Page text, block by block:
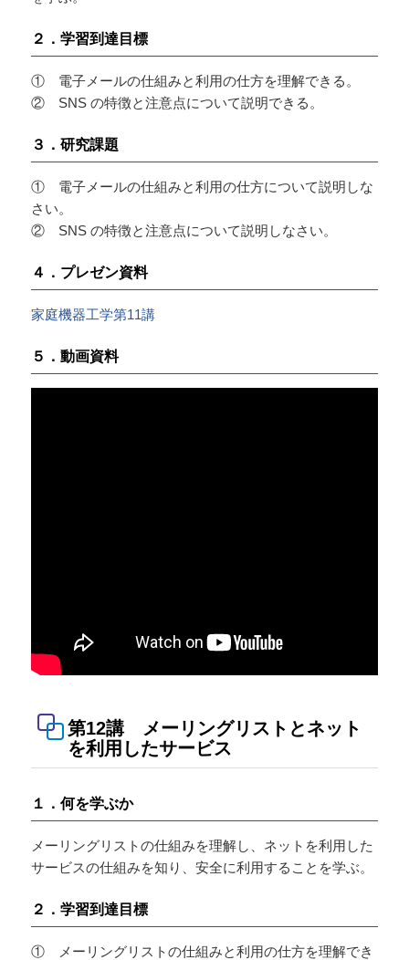
２．学習到達目標
① 電子メールの仕組みと利用の仕方を理解できる。
② SNS の特徴と注意点について説明できる。
３．研究課題
① 電子メールの仕組みと利用の仕方について説明しな
さい。
② SNS の特徴と注意点について説明しなさい。
４．プレゼン資料
家庭機器工学第11講
５．動画資料
第12講 メーリングリストとネット
を利用したサービス
１．何を学ぶか
メーリングリストの仕組みを理解し、ネットを利用した
サービスの仕組みを知り、安全に利用することを学ぶ。
２．学習到達目標
① メーリングリストの仕組みと利用の仕方を理解でき